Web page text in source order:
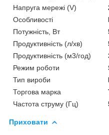
Напруга мережі (V)
Особливості
Потужність, Вт
Продуктивність (л/хв)
Продуктивність (м3/год)
Режим роботи
Тип вироби
Торгова марка
Частота струму (Гц)
Приховати